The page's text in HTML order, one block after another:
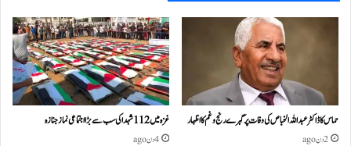
حماس کا ڈاکٹر عبداللہ الخباص کی وفات پر گہرے رنج وغم کااظہار
2 دن ago
غزہ میں 112 شہدا کی سب سے بڑا اجتماعی نماز جنازہ
4 دن ago